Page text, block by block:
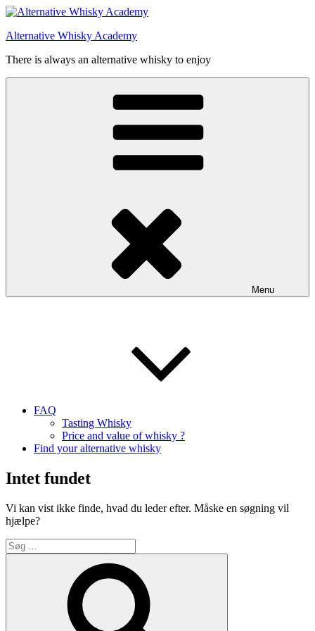
Videre
indhold
Alternative Whisky Academy
There is always an alternative whisky to enjoy
Menu
FAQ
Tasting Whisky
Price and value of whisky ?
Find your alternative whisky
Intet fundet
Vi kan vist ikke finde, hvad du leder efter. Måske en søgning vil
hjælpe?
Søg
efter: